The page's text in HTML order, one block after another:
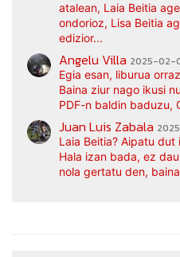
atalean, Laia Beitia
ondorioz, Lisa Beitia
edizior...
Angelu Villa 2025-02-
Egia esan, liburua
Baina ziur nago ikusi
PDF-n baldin baduzu,
Juan Luis Zabala
Laia Beitia? Aipatu dut
Hala izan bada, ez
nola gertatu den,